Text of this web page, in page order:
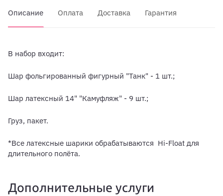
Описание Оплата Доставка Гарантия
В набор входит:
Шар фольгированный фигурный "Танк" - 1 шт.;
Шар латексный 14" "Камуфляж" - 9 шт.;
Груз, пакет.
*Все латексные шарики обрабатываются Hi-Float для
длительного полёта.
Дополнительные услуги